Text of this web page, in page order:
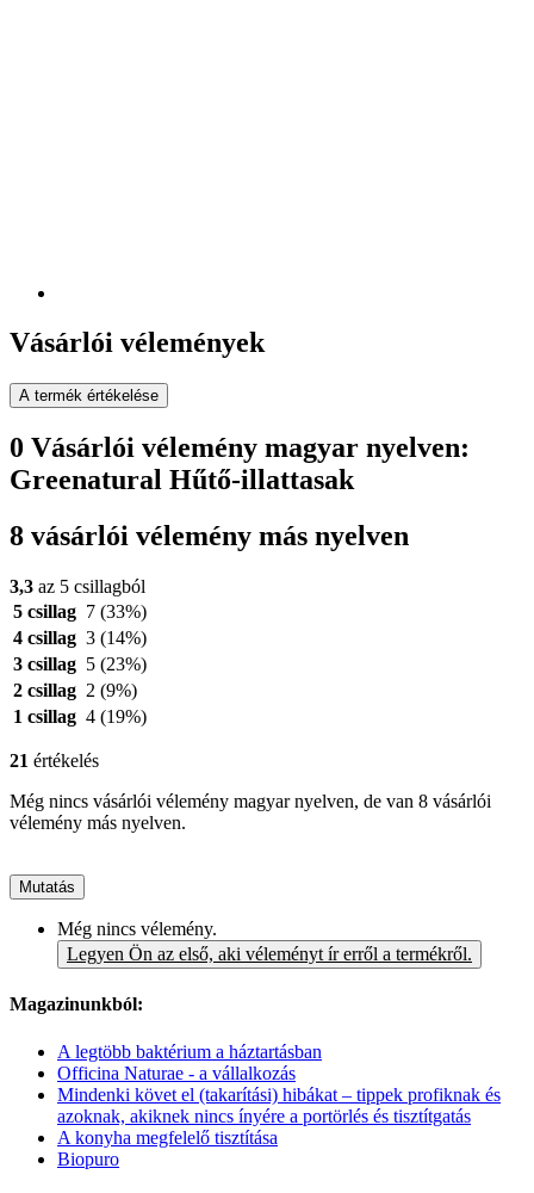
Vásárlói vélemények
A termék értékelése
0 Vásárlói vélemény magyar nyelven:
Greenatural Hűtő-illattasak
8 vásárlói vélemény más nyelven
3,3 az 5 csillagból
5 csillag 7 (33%)
4 csillag 3 (14%)
3 csillag 5 (23%)
2 csillag 2 (9%)
1 csillag 4 (19%)
21 értékelés
Még nincs vásárlói vélemény magyar nyelven, de van 8 vásárlói
vélemény más nyelven.
Mutatás
Még nincs vélemény.
Legyen Ön az első, aki véleményt ír erről a termékről.
Magazinunkból:
A legtöbb baktérium a háztartásban
Officina Naturae - a vállalkozás
Mindenki követ el (takarítási) hibákat – tippek profiknak és
azoknak, akiknek nincs ínyére a portörlés és tisztítgatás
A konyha megfelelő tisztítása
Biopuro